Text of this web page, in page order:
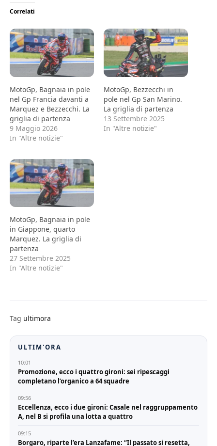
Correlati
MotoGp, Bagnaia in pole
nel Gp Francia davanti a
Marquez e Bezzecchi. La
griglia di partenza
9 Maggio 2026
In "Altre notizie"
MotoGp, Bezzecchi in
pole nel Gp San Marino.
La griglia di partenza
13 Settembre 2025
In "Altre notizie"
MotoGp, Bagnaia in pole
in Giappone, quarto
Marquez. La griglia di
partenza
27 Settembre 2025
In "Altre notizie"
Tag ultimora
ULTIM'ORA
10:01
Promozione, ecco i quattro gironi: sei ripescaggi
completano l’organico a 64 squadre
09:56
Eccellenza, ecco i due gironi: Casale nel raggruppamento
A, nel B si profila una lotta a quattro
09:15
Borgaro, riparte l’era Lanzafame: “Il passato si resetta,